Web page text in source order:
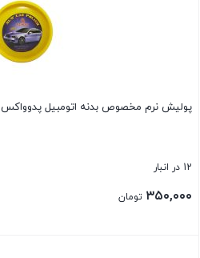
پولیش نرم مخصوص بدنه اتومبیل پدوواکس P2Wax
12 در انبار
۳۵۰,۰۰۰ تومان